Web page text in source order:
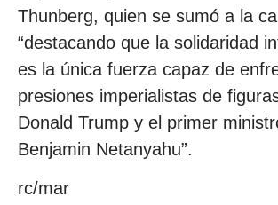
Thunberg, quien se sumó a la
“destacando que la solidaridad
es la única fuerza capaz de
presiones imperialistas de
Donald Trump y el primer
Benjamin Netanyahu”.
rc/mar